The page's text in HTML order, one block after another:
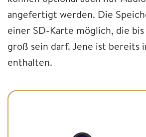
angefertigt werden. Die
einer SD-Karte möglich, die bis
groß sein darf. Jene ist bereits
enthalten.